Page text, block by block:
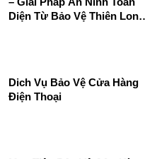
Dịch vụ bảo vệ doanh
nghiệp, công ty
Dịch Vụ Bảo Vệ Khu Du Lịch
– Giải Pháp An Ninh Toàn